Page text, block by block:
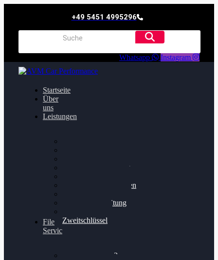
+49 5451 4995296
Whatsapp Instagram
Startseite
Über
uns
Leistungen
Getriebeoptimierung
Bremsscheiben planen
Felgenaufbereitung
Zweitschlüssel
File
Service
Alientech Kess3